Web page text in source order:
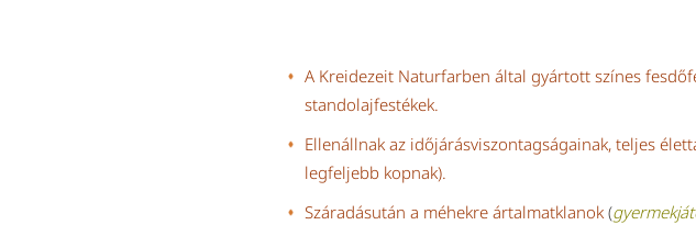
A Kreidezeit Naturfarben által gyártott színes
standolajfestékek.
Ellenállnak az időjárásviszontagságainak, teljes
legfeljebb kopnak).
Száradásután a méhekre ártalmatklanok (